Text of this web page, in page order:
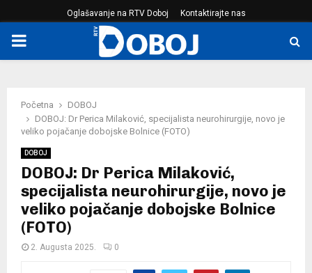
Oglašavanje na RTV Doboj Kontaktirajte nas
PRIMARY
Početna
DOBOJ
DOBOJ: Dr Perica Milaković, specijalista neurohirurgije, novo je
veliko pojačanje dobojske Bolnice (FOTO)
DOBOJ
DOBOJ: Dr Perica Milaković,
specijalista neurohirurgije, novo je
veliko pojačanje dobojske Bolnice
(FOTO)
2. Augusta 2025. 0